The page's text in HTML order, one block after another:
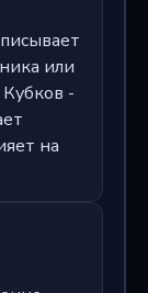
или
-
на